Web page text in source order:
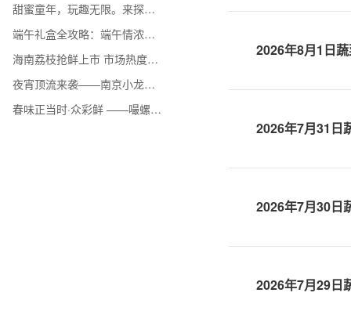
甜蜜童年，玩趣无限。来探秘众彩的糖玩宝藏
端午礼盒全攻略：端午情浓，“粽”有奇遇
海南荔枝抢鲜上市 市场热度持续攀升
夜宵顶流来袭——南京小龙虾鲜香上市
春味正当时·众彩鲜 ——嘬螺蛳、啃刀鱼、剥皮皮虾、吮蛏子，一口咬住整个春天
2026年8月1日
2026年7月31日
2026年7月30日
2026年7月29日